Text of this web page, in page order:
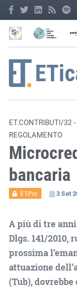
ET.CONTRIBUTI/32
REGOLAMENTO
bancaria
ET.Pro 3 Set
A più di tre
Dlgs. 141/
prossima
attuazione
(Tub),